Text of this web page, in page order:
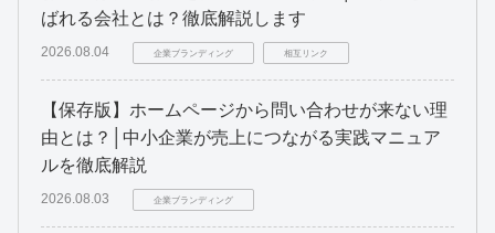
ばれる会社とは？徹底解説します
2026.08.04 企業ブランディング 相互リンク
【保存版】ホームページから問い合わせが来ない理
由とは？│中小企業が売上につながる実践マニュア
ルを徹底解説
2026.08.03 企業ブランディング